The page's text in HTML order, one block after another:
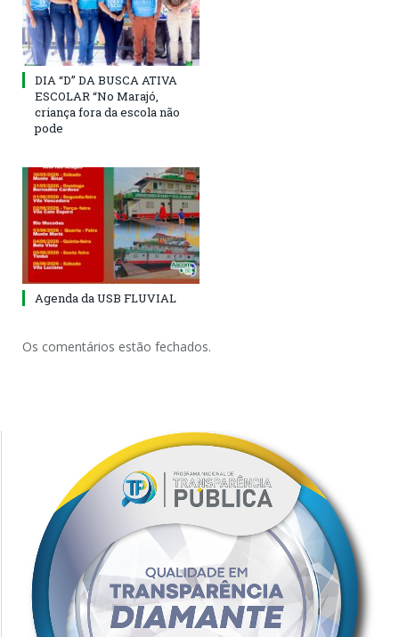
DIA “D” DA BUSCA ATIVA
ESCOLAR “No Marajó,
criança fora da escola não
pode
Agenda da USB FLUVIAL
Os comentários estão fechados.